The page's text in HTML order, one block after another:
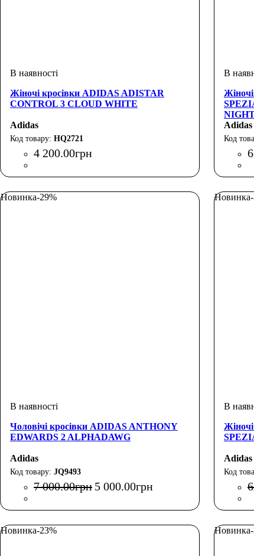
Жіночі кросівки ADIDAS ADISTAR
CONTROL 3 CLOUD WHITE
Adidas
HQ2721
4 200.00грн
Adidas
Новинка-29%
Чоловічі кросівки ADIDAS ANTHONY
EDWARDS 2 ALPHADAWG
Adidas
JQ9493
7 000.00грн 5 000.00грн
Новинка
Adidas
Новинка-23% Новинка